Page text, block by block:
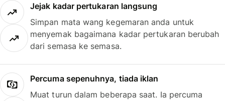
Jejak kadar pertukaran langsung
Simpan mata wang kegemaran anda untuk
menyemak bagaimana kadar pertukaran berubah
dari semasa ke semasa.
Percuma sepenuhnya, tiada iklan
Muat turun dalam beberapa saat. Ia percuma